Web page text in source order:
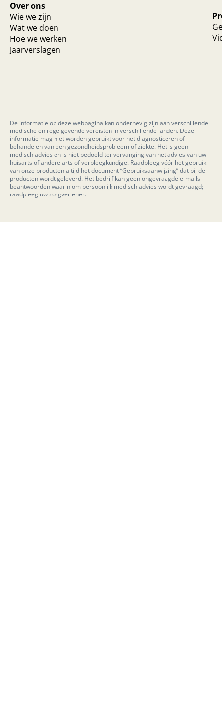
Over ons
Wie we zijn
Wat we doen
Hoe we werken
Jaarverslagen
De informatie op deze webpagina kan onderhevig zijn aan verschillende
medische en regelgevende vereisten in verschillende landen. Deze
informatie mag niet worden gebruikt voor het diagnosticeren of
behandelen van een gezondheidsprobleem of ziekte. Het is geen
medisch advies en is niet bedoeld ter vervanging van het advies van uw
huisarts of andere arts of verpleegkundige. Raadpleeg vóór het gebruik
van onze producten altijd het document “Gebruiksaanwijzing” dat bij de
producten wordt geleverd. Het bedrijf kan geen ongevraagde e-mails
beantwoorden waarin om persoonlijk medisch advies wordt gevraagd;
raadpleeg uw zorgverlener.